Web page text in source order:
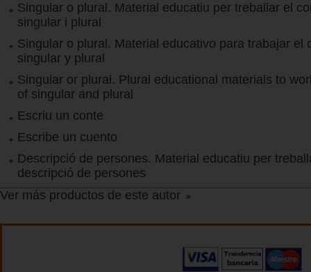
Singular o plural. Material educatiu per treballar el
singular i plural
Singular o plural. Material educativo para trabajar el
singular y plural
Singular or plural. Plural educational materials to
of singular and plural
Escriu un conte
Escribe un cuento
Descripció de persones. Material educatiu per
descripció de persones
Ver más productos de este autor